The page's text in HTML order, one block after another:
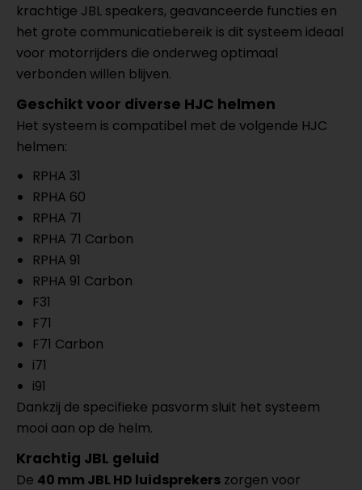
krachtige JBL speakers, geavanceerde functies en
het grote communicatiebereik is dit systeem ideaal
voor motorrijders die onderweg optimaal
verbonden willen blijven.
Geschikt voor diverse HJC helmen
Het systeem is compatibel met de volgende HJC
helmen:
RPHA 31
RPHA 60
RPHA 71
RPHA 71 Carbon
RPHA 91
RPHA 91 Carbon
F31
F71
F71 Carbon
i71
i91
Dankzij de specifieke pasvorm sluit het systeem
mooi aan op de helm.
Krachtig JBL geluid
De 40 mm JBL HD luidsprekers zorgen voor